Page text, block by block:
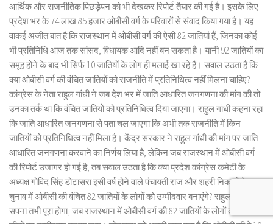
आर्थिक और राजनीतिक पिछड़ेपन को भी देखकर रिपोर्ट तैयार की गई है। इसके लिए
प्रदेश भर के 74 लाख 85 हजार ओबीसी वर्ग के परिवारों से संवाद किया गया है। यह
वाकई अजीत बात है कि राजस्थान में ओबीसी वर्ग की ऐसी 82 जातियां हैं, जिनका कोई
भी प्रतिनिधि आज तक सांसद, विधायक आदि नहीं बन सकता है। यानी 92 जातियों का
समूह होने के बाद भी सिर्फ 10 जातियों के लोग ही मलाई खा रहे हैं। सवाल उठता है कि
क्या ओबीसी वर्ग की वंचित जातियों को राजनीति में प्रतिनिधित्व नहीं मिलना चाहिए?
कांग्रेस के नेता राहुल गांधी ने जब देश भर में जाति आधारित जनगणना की मांग की तो
उनका तर्क था कि वंचित जातियों को प्रतिनिधित्व दिया जाएगा। राहुल गांधी कहना रहा
कि जाति आधारित जनगणना से पता चल जाएगा कि अभी तक राजनीति में किन
जातियों को प्रतिनिधित्व नहीं मिला है। केंद्र सरकार ने राहुल गांधी की मांग पर जाति
आधारित जनगणना करवाने का निर्णय लिया है, लेकिन जब राजस्थान में ओबीसी वर्ग
की रिपोर्ट उजागर हो गई है, तब सवाल उठता है कि क्या प्रदेश कांग्रेस कमेटी के
अध्यक्ष गोविंद सिंह डोटासरा इसी वर्ष होने वाले पंचायती राज और शहरी निकायों के
चुनाव में ओबीसी की वंचित 82 जातियों के लोगों को उम्मीदवार बनाएंगे? राहुल गांधी का
सपना तभी पूरा होगा, जब राजस्थान में ओबीसी वर्ग की 82 जातियों के लोगों को आरक्षित